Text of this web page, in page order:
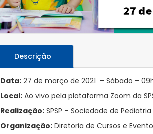
Descrição
Data: 27 de março de 2021 – Sábado –
Local: Ao vivo pela plataforma Zoom da
Realização: SPSP – Sociedade de
Organização: Diretoria de Cursos e